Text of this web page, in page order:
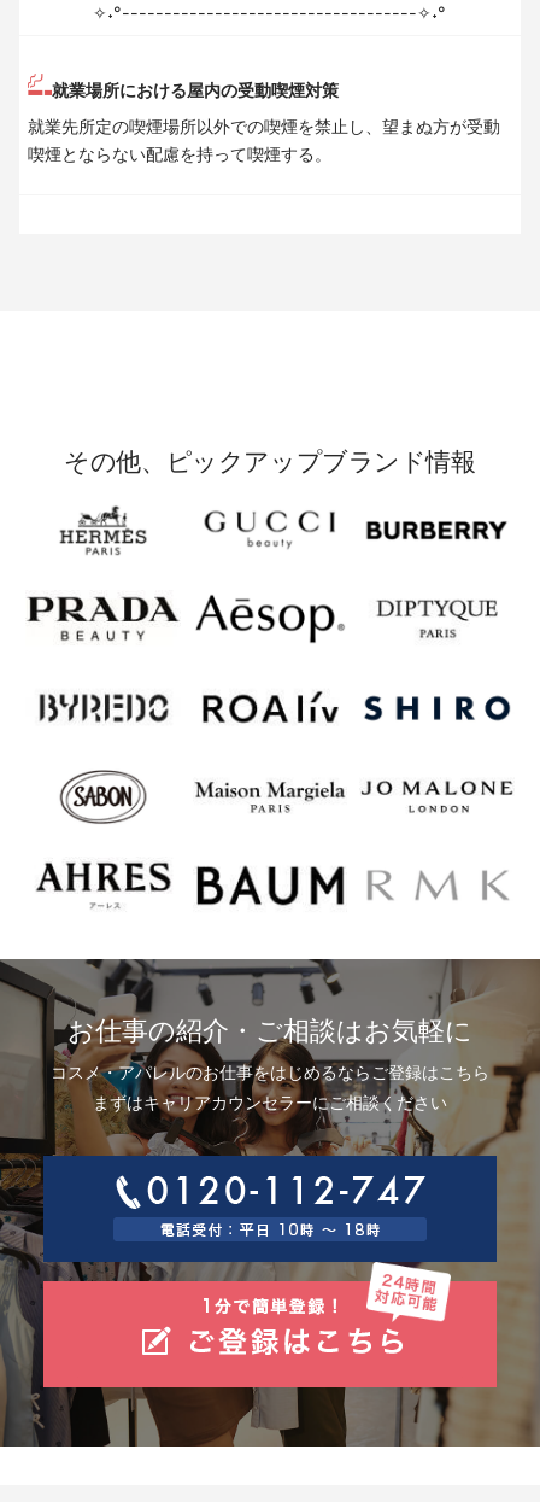
✧˖°-----------------------------------✧˖°
就業場所における屋内の受動喫煙対策
就業先所定の喫煙場所以外での喫煙を禁止し、望まぬ方が受動
喫煙とならない配慮を持って喫煙する。
その他、ピックアップブランド情報
お仕事の紹介・ご相談はお気軽に
コスメ・アパレルのお仕事をはじめるならご登録はこちら
まずはキャリアカウンセラーにご相談ください